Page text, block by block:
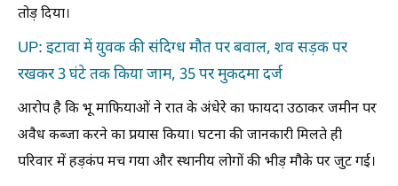
तोड़ दिया।
UP: इटावा में युवक की संदिग्ध मौत पर बवाल, शव सड़क पर
रखकर 3 घंटे तक किया जाम, 35 पर मुकदमा दर्ज
आरोप है कि भू माफियाओं ने रात के अंधेरे का फायदा उठाकर जमीन पर
अवैध कब्जा करने का प्रयास किया। घटना की जानकारी मिलते ही
परिवार में हड़कंप मच गया और स्थानीय लोगों की भीड़ मौके पर जुट गई।